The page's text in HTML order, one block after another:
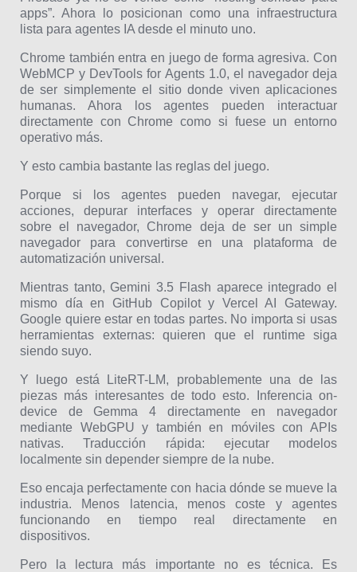
apps”. Ahora lo posicionan como una infraestructura
lista para agentes IA desde el minuto uno.
Chrome también entra en juego de forma agresiva. Con
WebMCP y DevTools for Agents 1.0, el navegador deja
de ser simplemente el sitio donde viven aplicaciones
humanas. Ahora los agentes pueden interactuar
directamente con Chrome como si fuese un entorno
operativo más.
Y esto cambia bastante las reglas del juego.
Porque si los agentes pueden navegar, ejecutar
acciones, depurar interfaces y operar directamente
sobre el navegador, Chrome deja de ser un simple
navegador para convertirse en una plataforma de
automatización universal.
Mientras tanto, Gemini 3.5 Flash aparece integrado el
mismo día en GitHub Copilot y Vercel AI Gateway.
Google quiere estar en todas partes. No importa si usas
herramientas externas: quieren que el runtime siga
siendo suyo.
Y luego está LiteRT-LM, probablemente una de las
piezas más interesantes de todo esto. Inferencia on-
device de Gemma 4 directamente en navegador
mediante WebGPU y también en móviles con APIs
nativas. Traducción rápida: ejecutar modelos
localmente sin depender siempre de la nube.
Eso encaja perfectamente con hacia dónde se mueve la
industria. Menos latencia, menos coste y agentes
funcionando en tiempo real directamente en
dispositivos.
Pero la lectura más importante no es técnica. Es